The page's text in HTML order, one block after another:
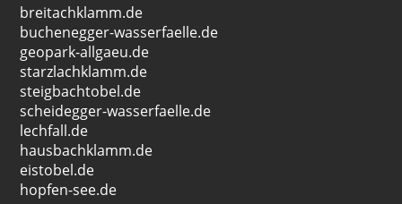
breitachklamm.de
buchenegger-wasserfaelle.de
geopark-allgaeu.de
starzlachklamm.de
steigbachtobel.de
scheidegger-wasserfaelle.de
lechfall.de
hausbachklamm.de
eistobel.de
hopfen-see.de